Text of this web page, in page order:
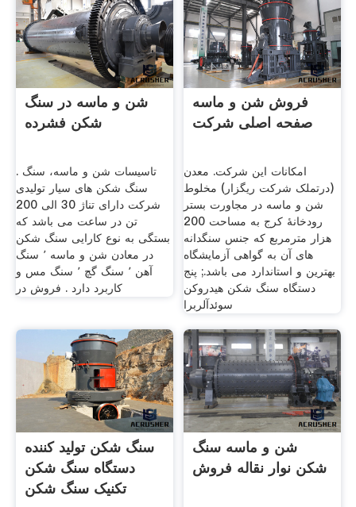
شن و ماسه در سنگ
شکن فشرده
تاسیسات شن و ماسه، سنگ .
سنگ شکن های سیار تولیدی
شرکت دارای تناژ 30 الی 200
تن در ساعت می باشد که
بستگی به نوع کارایی سنگ شکن
در معادن شن و ماسه ٬ سنگ
آهن ٬ سنگ گچ ٬ سنگ مس و
کاربرد دارد . فروش در
فروش شن و ماسه
صفحه اصلی شرکت
امکانات این شرکت. معدن
(درتملک شرکت ریگزار) مخلوط
شن و ماسه در مجاورت بستر
رودخانۀ کرج به مساحت 200
هزار مترمربع که جنس سنگدانه
های آن به گواهی آزمایشگاه
بهترین و استاندارد می باشد.; پنج
دستگاه سنگ شکن هیدروکن
سوئدآلربرا
سنگ شکن تولید کننده
دستگاه سنگ شکن
تکنیک سنگ شکن
شن و ماسه سنگ
شکن نوار نقاله فروش